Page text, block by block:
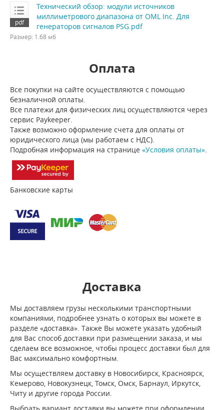
Технический обзор: модули источников
миллиметрового диапазона от OML Inc. Для
генераторов сигналов PSG.pdf
Размер: 1.68 мб
Оплата
Все покупки на сайте осуществляются с помощью
безналичной оплаты.
Все платежи для физических лиц осуществляются через
сервис Paykeeper.
Также возможно оформление счета для оплаты от
юридического лица (мы работаем с НДС).
Подробная информация на странице «Условия оплаты».
Банковские карты
Доставка
Мы доставляем грузы несколькими транспортными
компаниями, подробнее узнать о которых вы можете в
разделе «доставка». Также Вы можете указать удобный
для Вас способ доставки при размещении заказа, и мы
сделаем все возможное, чтобы процесс доставки был для
Вас максимально комфортным.
Мы осуществляем доставку в Новосибирск, Красноярск,
Кемерово, Новокузнецк, Томск, Омск, Барнаул, Иркутск,
Читу и другие города России.